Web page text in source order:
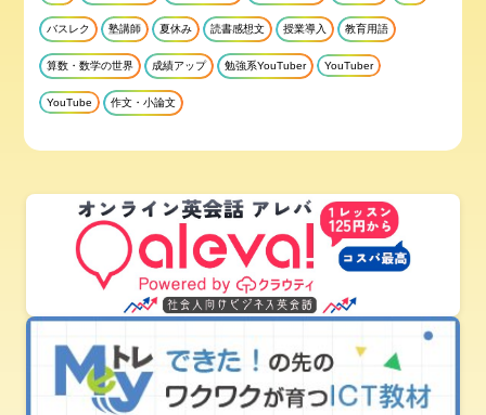
バスレク 塾講師 夏休み 読書感想文 授業導入 教育用語
算数・数学の世界 成績アップ 勉強系YouTuber YouTuber
YouTube 作文・小論文